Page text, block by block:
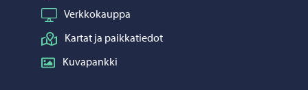
Verkkokauppa
Kartat ja paikkatiedot
Kuvapankki